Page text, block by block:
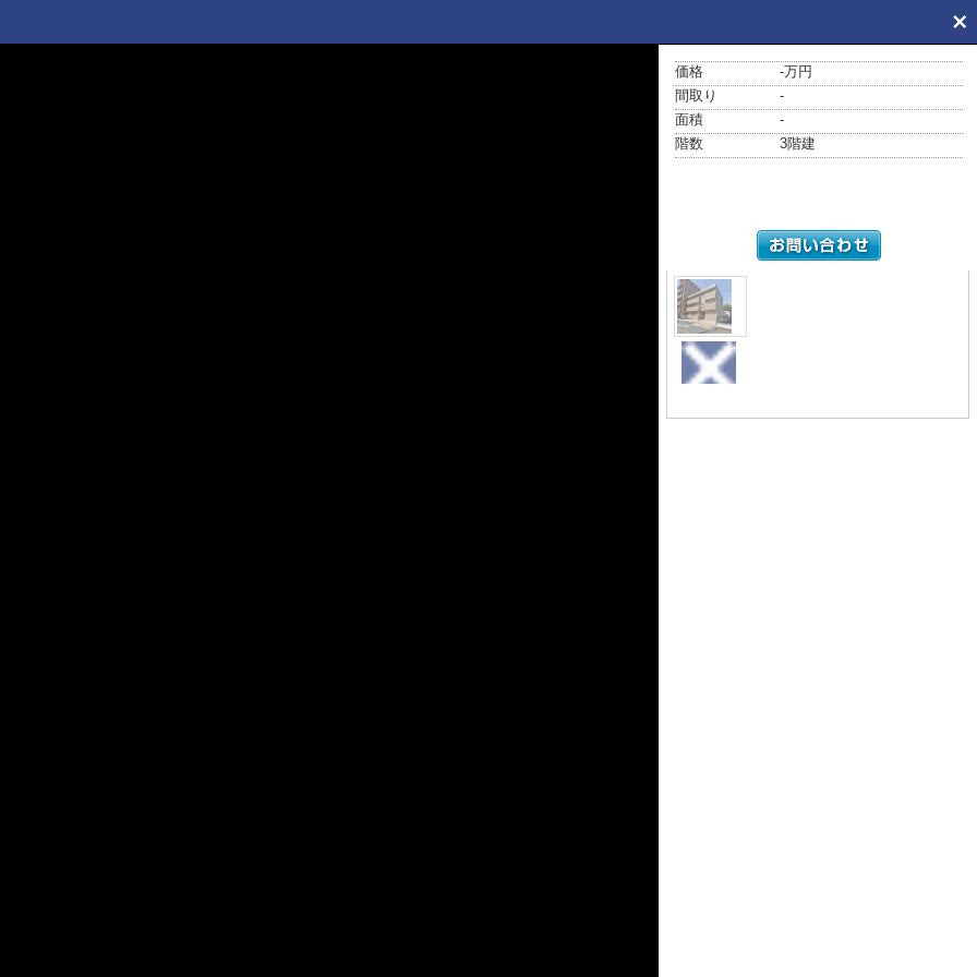
価格
-万円
間取り
-
面積
-
階数
3階建
外観